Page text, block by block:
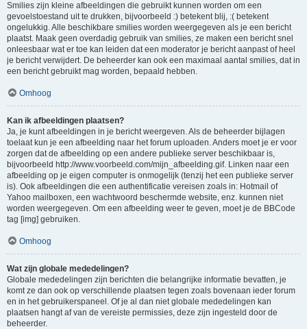
Smilies zijn kleine afbeeldingen die gebruikt kunnen worden om een
gevoelstoestand uit te drukken, bijvoorbeeld :) betekent blij, :( betekent
ongelukkig. Alle beschikbare smilies worden weergegeven als je een bericht
plaatst. Maak geen overdadig gebruik van smilies, ze maken een bericht snel
onleesbaar wat er toe kan leiden dat een moderator je bericht aanpast of heel
je bericht verwijdert. De beheerder kan ook een maximaal aantal smilies, dat in
een bericht gebruikt mag worden, bepaald hebben.
Omhoog
Kan ik afbeeldingen plaatsen?
Ja, je kunt afbeeldingen in je bericht weergeven. Als de beheerder bijlagen
toelaat kun je een afbeelding naar het forum uploaden. Anders moet je er voor
zorgen dat de afbeelding op een andere publieke server beschikbaar is,
bijvoorbeeld http://www.voorbeeld.com/mijn_afbeelding.gif. Linken naar een
afbeelding op je eigen computer is onmogelijk (tenzij het een publieke server
is). Ook afbeeldingen die een authentificatie vereisen zoals in: Hotmail of
Yahoo mailboxen, een wachtwoord beschermde website, enz. kunnen niet
worden weergegeven. Om een afbeelding weer te geven, moet je de BBCode
tag [img] gebruiken.
Omhoog
Wat zijn globale mededelingen?
Globale mededelingen zijn berichten die belangrijke informatie bevatten, je
komt ze dan ook op verschillende plaatsen tegen zoals bovenaan ieder forum
en in het gebruikerspaneel. Of je al dan niet globale mededelingen kan
plaatsen hangt af van de vereiste permissies, deze zijn ingesteld door de
beheerder.